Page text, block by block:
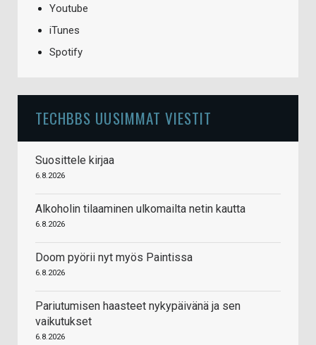
Youtube
iTunes
Spotify
TECHBBS UUSIMMAT VIESTIT
Suosittele kirjaa
6.8.2026
Alkoholin tilaaminen ulkomailta netin kautta
6.8.2026
Doom pyörii nyt myös Paintissa
6.8.2026
Pariutumisen haasteet nykypäivänä ja sen
vaikutukset
6.8.2026